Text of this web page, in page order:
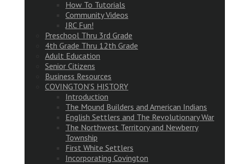
How To Tutorials
Community Videos
JRC Fun!
Preschool Thru 3rd Grade
4th Grade Thru 12th Grade
Adult Education
Senior Citizens
Business Resources
COVINGTON’S HISTORY
Introduction
The Mound Builders and American Indians
English Settlers and The Revolutionary War
The Northwest Territory and Newberry
Township
First White Settlers
Incorporating Covington